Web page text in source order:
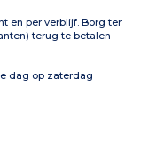
en per verblijf. Borg ter
terug te betalen
dag op zaterdag